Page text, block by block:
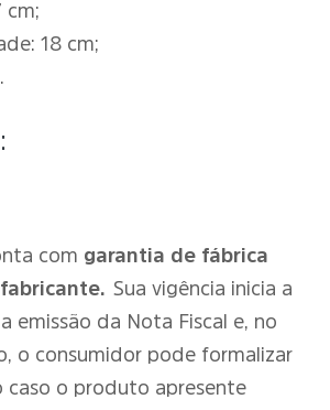
cm;
18 cm;
com garantia de fábrica
Sua vigência inicia a
emissão da Nota Fiscal e, no
o consumidor pode formalizar
caso o produto apresente